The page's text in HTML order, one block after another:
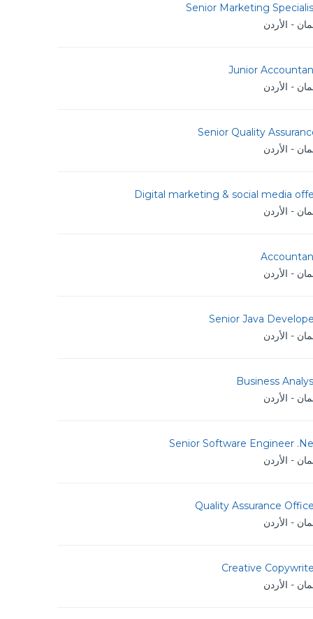
Senior Marketing
- الأردن
Junior
- الأردن
Senior Quality
- الأردن
Digital marketing & social media
- الأردن
- الأردن
Senior Java
- الأردن
Business
- الأردن
Senior Software Engineer
- الأردن
Quality Assurance
- الأردن
Creative
- الأردن